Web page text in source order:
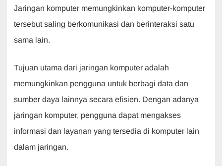
Jaringan komputer memungkinkan komputer-komputer
tersebut saling berkomunikasi dan berinteraksi satu
sama lain.
Tujuan utama dari jaringan komputer adalah
memungkinkan pengguna untuk berbagi data dan
sumber daya lainnya secara efisien. Dengan adanya
jaringan komputer, pengguna dapat mengakses
informasi dan layanan yang tersedia di komputer lain
dalam jaringan.